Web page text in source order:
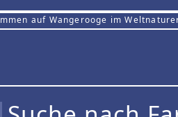
auf Wangerooge im